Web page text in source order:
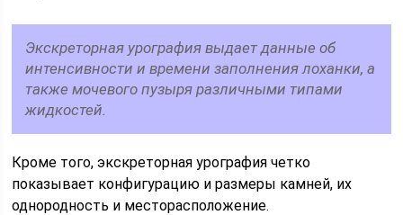
Экскреторная урография выдает данные об
интенсивности и времени заполнения лоханки, а
также мочевого пузыря различными типами
жидкостей.
Кроме того, экскреторная урография четко
показывает конфигурацию и размеры камней, их
однородность и месторасположение.